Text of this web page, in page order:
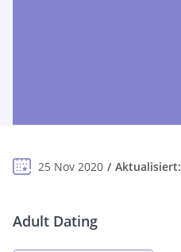
25 Nov 2020 Aktualisiert:
Adult Dating